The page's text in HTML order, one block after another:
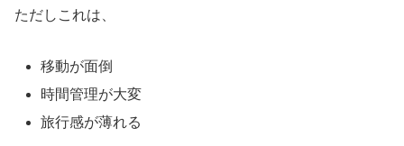
ただしこれは、
移動が面倒
時間管理が大変
旅行感が薄れる